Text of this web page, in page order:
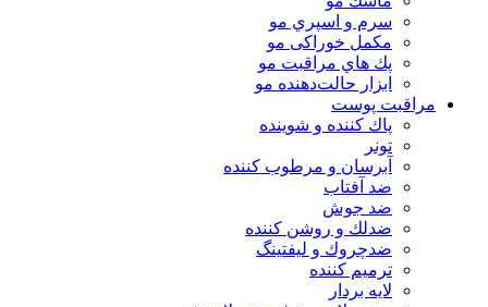
سرم و اسپري مو
مكمل خوراكی مو
پك هاي مراقبت مو
ابزار حالت‌دهنده مو
مراقبت پوست
پاك كننده و شوينده
تونر
آبرسان و مرطوب كننده
ضد آفتاب
ضد جوش
ضدلك و روشن كننده
ضدچروك و ليفتينگ
ترميم كننده
لايه بردار